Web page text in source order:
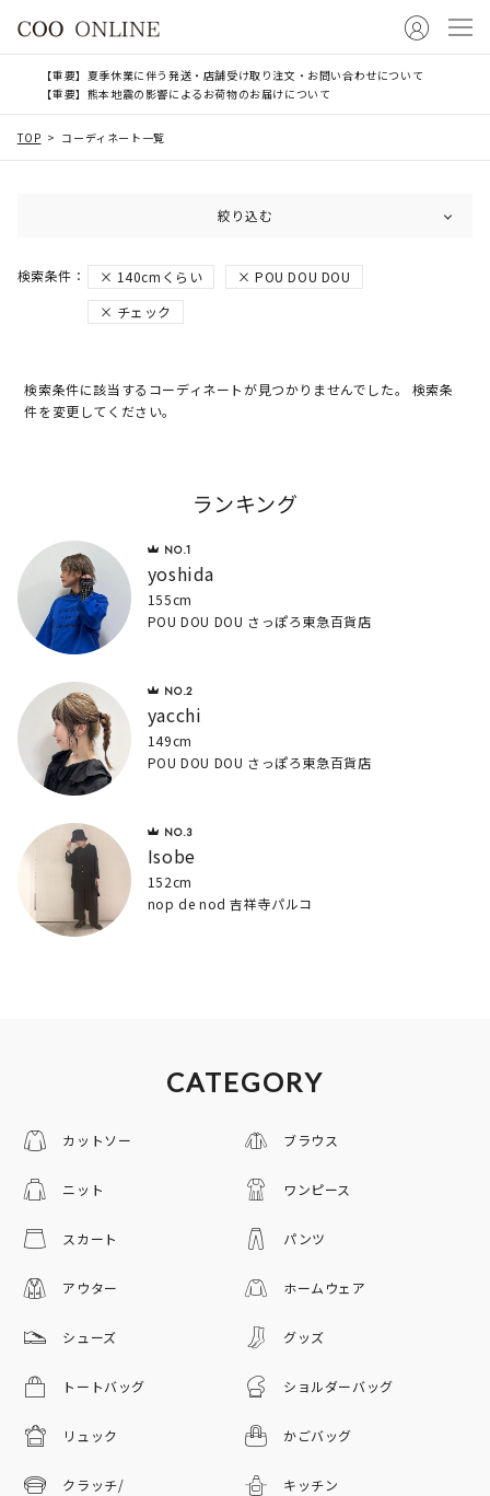
【重要】夏季休業に伴う発送・店舗受け取り注文・お問い合わせについて
【重要】熊本地震の影響によるお荷物のお届けについて
TOP コーディネート一覧
絞り込む
140cmくらい
POU DOU DOU
チェック
検索条件に該当するコーディネートが見つかりませんでした。 検索条
件を変更してください。
ランキング
yoshida
155cm
POU DOU DOU さっぽろ東急百貨店
yacchi
149cm
POU DOU DOU さっぽろ東急百貨店
Isobe
152cm
nop de nod 吉祥寺パルコ
CATEGORY
カットソー ブラウス
ニット ワンピース
スカート パンツ
アウター ホームウェア
シューズ グッズ
トートバッグ ショルダーバッグ
リュック かごバッグ
クラッチ/
キッチン